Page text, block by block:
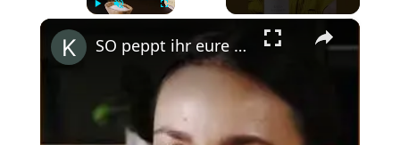
×
SO peppt ihr eure Soßen auf! #shorts